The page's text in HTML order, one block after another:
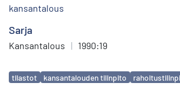
kansantalous
Sarja
Kansantalous | 1990:19
Avainsanat
tilastot kansantalouden tilinpito